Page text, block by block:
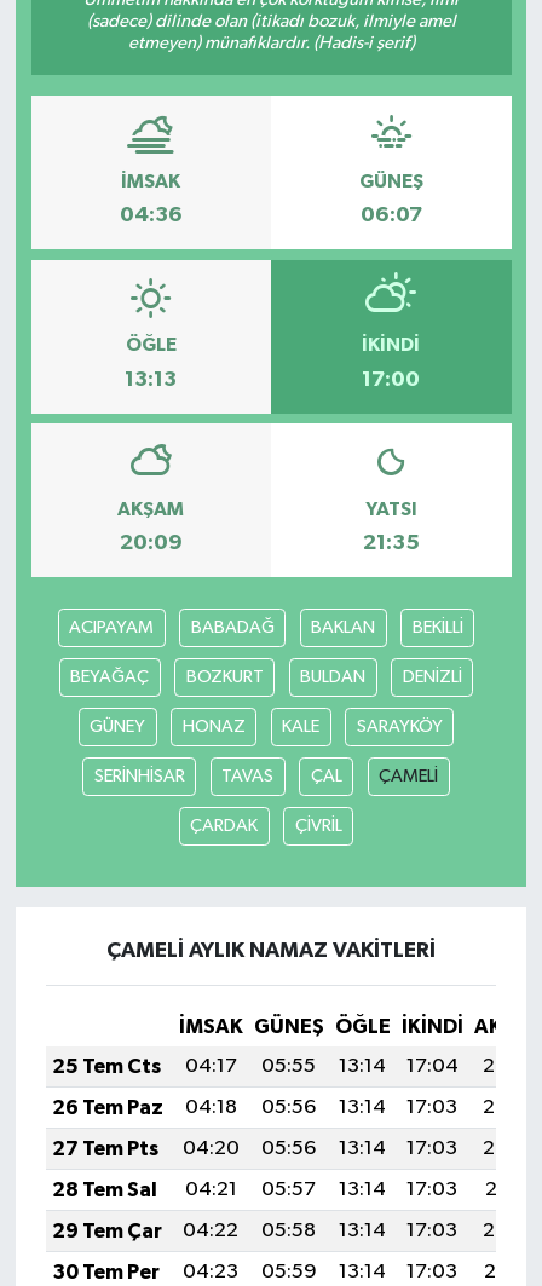
(sadece) dilinde olan (itikadı bozuk, ilmiyle amel
etmeyen) münafıklardır. (Hadis-i şerif)
İMSAK
04:36
GÜNEŞ
06:07
ÖĞLE
13:13
İKINDI
17:00
AKŞAM
20:09
YATSI
21:35
ACIPAYAM BABADAĞ BAKLAN BEKİLLİ
BEYAĞAÇ BOZKURT BULDAN DENİZLİ
GÜNEY HONAZ KALE SARAYKÖY
SERİNHİSAR TAVAS ÇAL ÇAMELİ
ÇARDAK ÇİVRİL
ÇAMELİ AYLIK NAMAZ VAKITLERI
İMSAK GÜNEŞ ÖĞLE İKINDI
25 Tem Cts
04:17 05:55 13:14 17:04
20:24
26 Tem Paz
04:18 05:56 13:14 17:03
20:23
27 Tem Pts
04:20 05:56 13:14 17:03
20:22
28 Tem Sal
04:21 05:57 13:14 17:03
20:21
29 Tem Çar
04:22 05:58 13:14 17:03
20:20
30 Tem Per
04:23 05:59 13:14 17:03
20:19